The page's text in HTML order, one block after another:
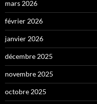
mars 2026
février 2026
janvier 2026
décembre 2025
novembre 2025
octobre 2025